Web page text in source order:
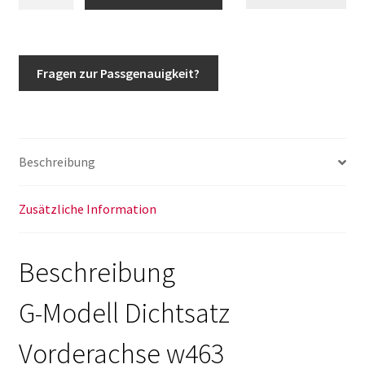
ABS
Bj.
Fragen zur Passgenauigkeit?
Beschreibung
Zusätzliche Information
Beschreibung
G-Modell Dichtsatz
Vorderachse w463